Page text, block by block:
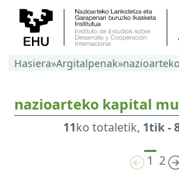
Hasiera»Argitalpenak»
nazioarteko kapital
11ko totaletik, 1tik -
1 2